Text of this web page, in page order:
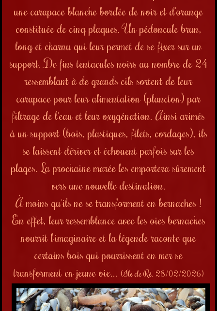
une carapace blanche bordée de noir et d'orange
constituée de cinq plaques. Un pédoncule brun,
long et charnu qui leur permet de se fixer sur un
support. De fins tentacules noirs au nombre de 24
ressemblant à de grands cils sortent de leur
carapace pour leur alimentation (plancton) par
filtrage de l'eau et leur oxygénation. Ainsi arimés
à un support (bois, plastiques, filets, cordages), ils
se laissent dériver et échouent parfois sur les
plages. La prochaine marée les emportera sûrement
vers une nouvelle destination.
À moins qu'ils ne se transforment en bernaches !
En effet, leur ressemblance avec les oies bernaches
nourrit l'imaginaire et la légende raconte que
certains bois qui pourrissent en mer se
transforment en jeune oie... (Ile de Ré, 28/02/2026)